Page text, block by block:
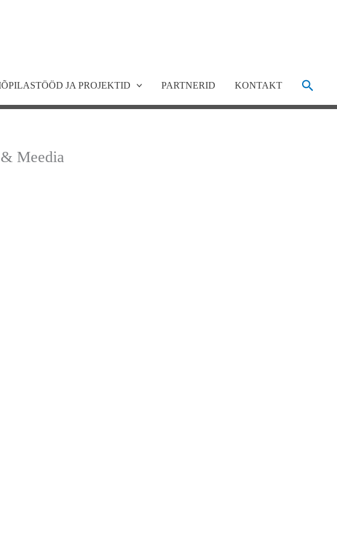
JA PROJEKTID PARTNERID KONTAKT Search
Meedia